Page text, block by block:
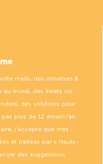
mails, des initiatives &
moral, des livrets sur
des solutions pour
pas plus de 12 emails/an
j’accepte que mes
et traitées par « Hauts-
des suggestions